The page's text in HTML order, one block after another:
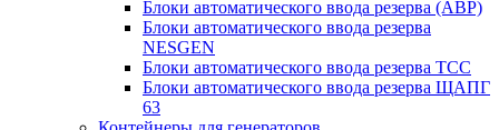
Блоки автоматического ввода резерва (АВР)
Блоки автоматического ввода резерва
NESGEN
Блоки автоматического ввода резерва ТСС
Блоки автоматического ввода резерва ЩАПГ
63